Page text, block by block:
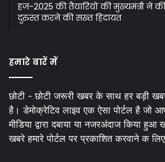
हज-2025 की तैयारियों की मुख्यमंत्री ने
दुरुस्त करने की सख्त हिदायत
हमारे बारें में
छोटी - छोटी जरूरी खबर के साथ हर बड़ी
है। डेमोक्रेटिव लाइव एक ऐसा पोर्टल है जो
मीडिया द्वारा दबाया या नजरअंदाज किया
खबरे हमारे पोर्टल पर प्रकाशित करवाने क